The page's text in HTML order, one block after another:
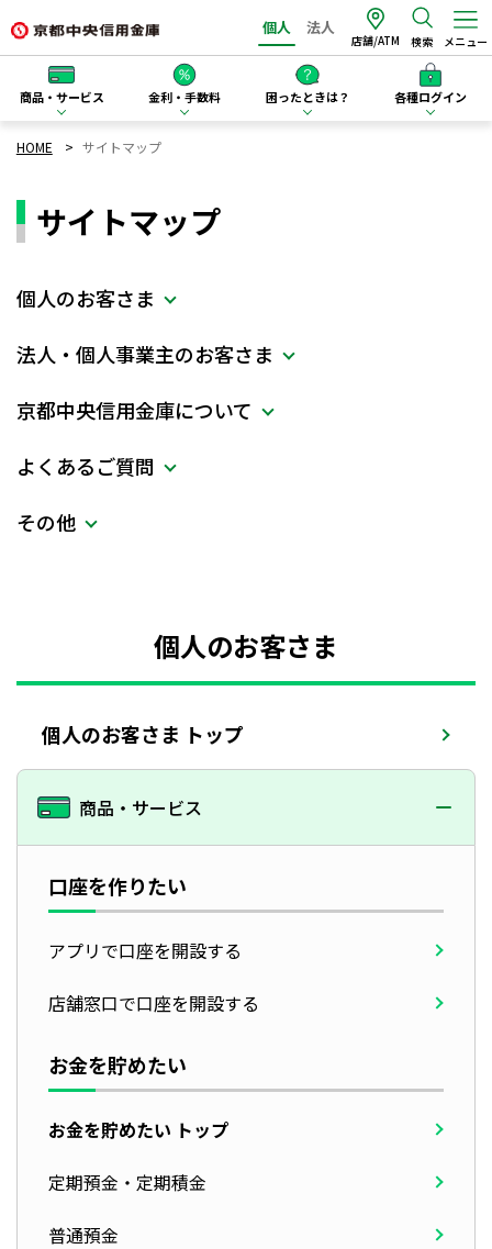
個人 法人
店舗/ATM 検索 メニュー
商品・サービス 金利・手数料 困ったときは？ 各種ログイン
HOME サイトマップ
サイトマップ
個人のお客さま
法人・個人事業主のお客さま
京都中央信用金庫について
よくあるご質問
その他
個人のお客さま
個人のお客さま トップ
商品・サービス
口座を作りたい
アプリで口座を開設する
店舗窓口で口座を開設する
お金を貯めたい
お金を貯めたい トップ
定期預金・定期積金
普通預金